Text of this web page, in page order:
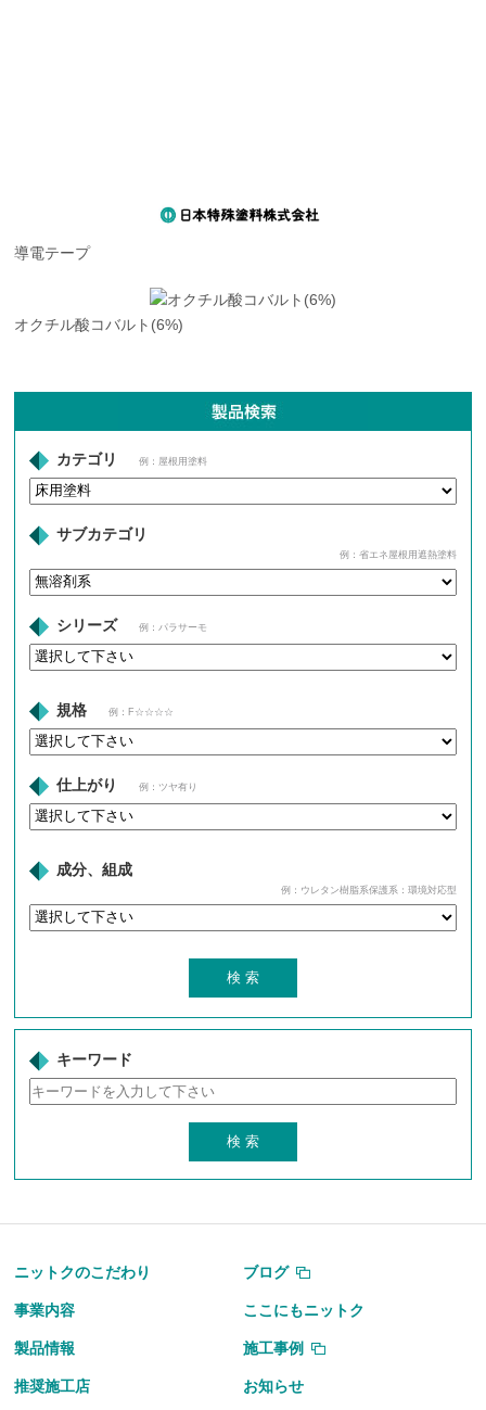
導電テープ
オクチル酸コバルト(6%)
カテゴリ 例：屋根用塗料
サブカテゴリ
例：省エネ屋根用遮熱塗料
シリーズ 例：パラサーモ
規格 例：F☆☆☆☆
仕上がり 例：ツヤ有り
成分、組成
例：ウレタン樹脂系保護系：環境対応型
キーワード
ニットクのこだわり ブログ
事業内容 ここにもニットク
製品情報 施工事例
推奨施工店 お知らせ